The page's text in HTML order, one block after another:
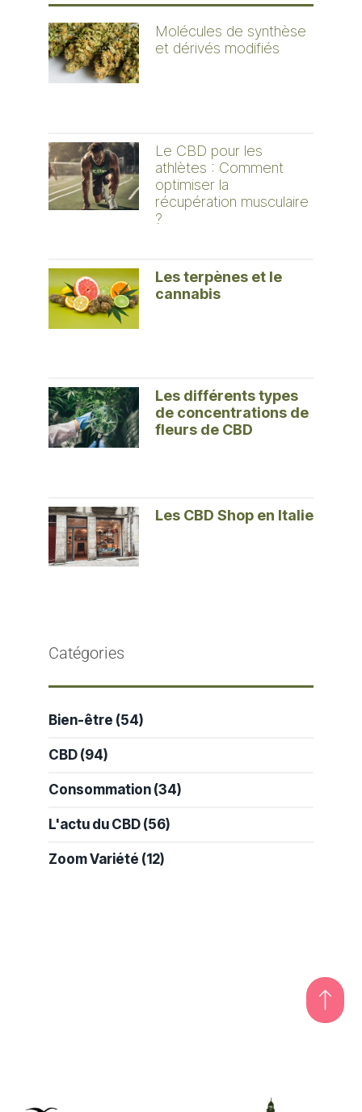
Molécules de synthèse
et dérivés modifiés
Le CBD pour les
athlètes : Comment
optimiser la
récupération musculaire
?
Les terpènes et le
cannabis
Les différents types
de concentrations de
fleurs de CBD
Les CBD Shop en Italie
Catégories
Bien-être (54)
CBD (94)
Consommation (34)
L'actu du CBD (56)
Zoom Variété (12)